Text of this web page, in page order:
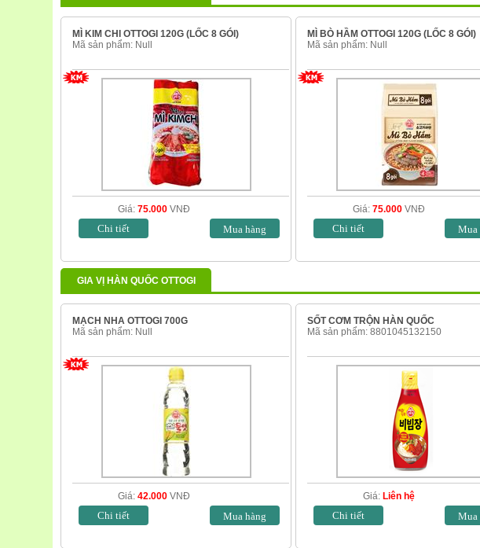
MÌ KIM CHI OTTOGI 120G (LỐC 8 GÓI)
Mã sản phẩm: Null
Giá: 75.000 VNĐ
Chi tiết
MÌ BÒ HẦM OTTOGI 120G (LỐC 8 GÓI)
Mã sản phẩm: Null
Giá: 75.000 VNĐ
Chi tiết
GIA VỊ HÀN QUỐC OTTOGI
MẠCH NHA OTTOGI 700G
Mã sản phẩm: Null
Giá: 42.000 VNĐ
Chi tiết
SỐT CƠM TRỘN HÀN QUỐC
Mã sản phẩm: 8801045132150
Giá: Liên hệ
Chi tiết